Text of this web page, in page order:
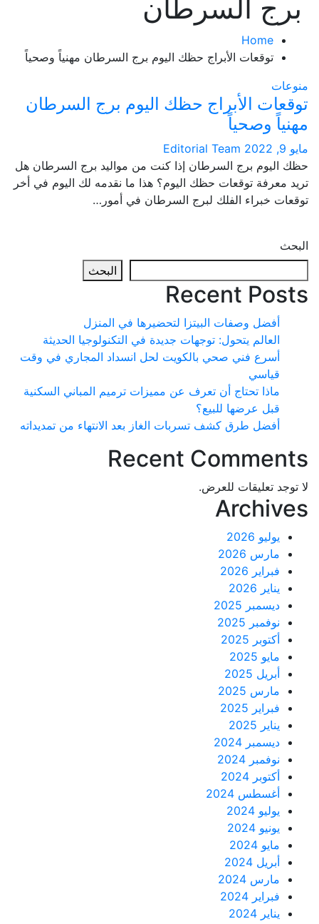
السرطان
Home
توقعات الأبراج حظك اليوم برج السرطان مهنياً وصحياً
الأبراج حظك اليوم برج السرطان
وصحياً
Editorial Team
برج السرطان إذا كنت من مواليد برج السرطان هل
توقعات حظك اليوم؟ هذا ما نقدمه لك اليوم في أخر
خبراء الفلك لبرج السرطان في أمور…
Recent
أفضل وصفات البيتزا لتحضيرها في المنزل
العالم يتحول: توجهات جديدة في التكنولوجيا الحديثة
أسرع فني صحي بالكويت لحل انسداد المجاري في وقت
ماذا تحتاج أن تعرف عن مميزات ترميم المباني السكنية
قبل عرضها للبيع؟
أفضل طرق كشف تسربات الغاز بعد الانتهاء من تمديداته
Recent
تعليقات للعرض.
مارس 2026
فبراير 2026
ديسمبر 2025
نوفمبر 2025
أكتوبر 2025
أبريل 2025
مارس 2025
فبراير 2025
ديسمبر 2024
نوفمبر 2024
أكتوبر 2024
أغسطس 2024
أبريل 2024
مارس 2024
فبراير 2024